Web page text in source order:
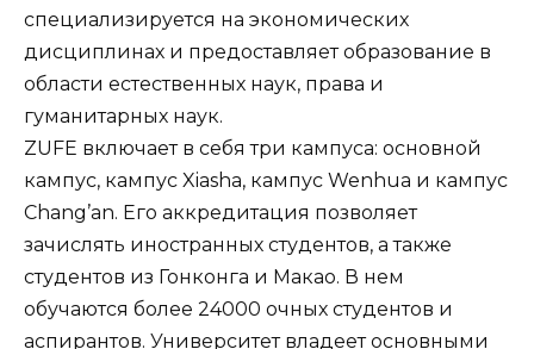
специализируется на экономических
дисциплинах и предоставляет образование в
области естественных наук, права и
гуманитарных наук.
ZUFE включает в себя три кампуса: основной
кампус, кампус Xiasha, кампус Wenhua и кампус
Chang’an. Его аккредитация позволяет
зачислять иностранных студентов, а также
студентов из Гонконга и Макао. В нем
обучаются более 24000 очных студентов и
аспирантов. Университет владеет основными